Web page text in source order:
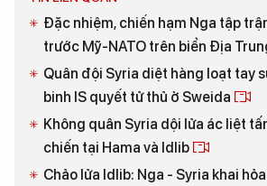
Đặc nhiệm, chiến hạm Nga tập
trước Mỹ-NATO trên biển Địa
Quân đội Syria diệt hàng loạt tay
binh IS quyết tử thủ ở Sweida
Không quân Syria dội lửa ác liệt
chiến tại Hama và Idlib
Chảo lửa Idlib: Nga - Syria khai